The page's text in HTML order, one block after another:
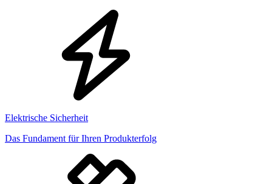
Elektrische Sicherheit
Das Fundament für Ihren Produkterfolg